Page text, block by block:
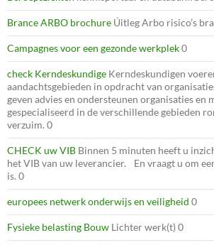
Brance ARBO brochure Úitleg Arbo risico’s
Campagnes voor een gezonde werkplek0
check Kerndeskundige Kerndeskundigen
aandachtsgebieden in opdracht van
geven advies en ondersteunen organisaties en
gespecialiseerd in de verschillende gebieden
verzuim. 0
CHECK uw VIB Binnen 5 minuten heeft u
het VIB van uw leverancier. En vraagt u om
is. 0
europees netwerk onderwijs en veiligheid 0
Fysieke belasting Bouw Lichter werk(t) 0